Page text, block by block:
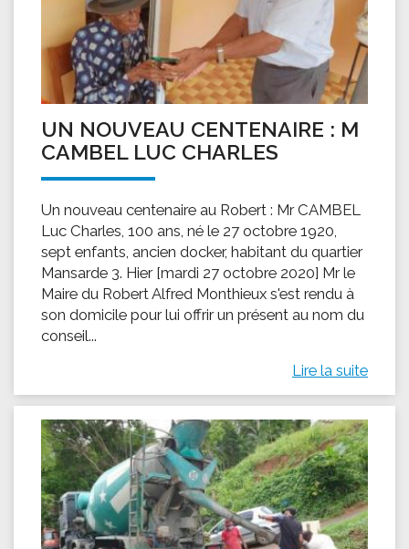
UN NOUVEAU CENTENAIRE : M
CAMBEL LUC CHARLES
Un nouveau centenaire au Robert : Mr CAMBEL
Luc Charles, 100 ans, né le 27 octobre 1920,
sept enfants, ancien docker, habitant du quartier
Mansarde 3. Hier [mardi 27 octobre 2020] Mr le
Maire du Robert Alfred Monthieux s'est rendu à
son domicile pour lui offrir un présent au nom du
conseil...
Lire la suite